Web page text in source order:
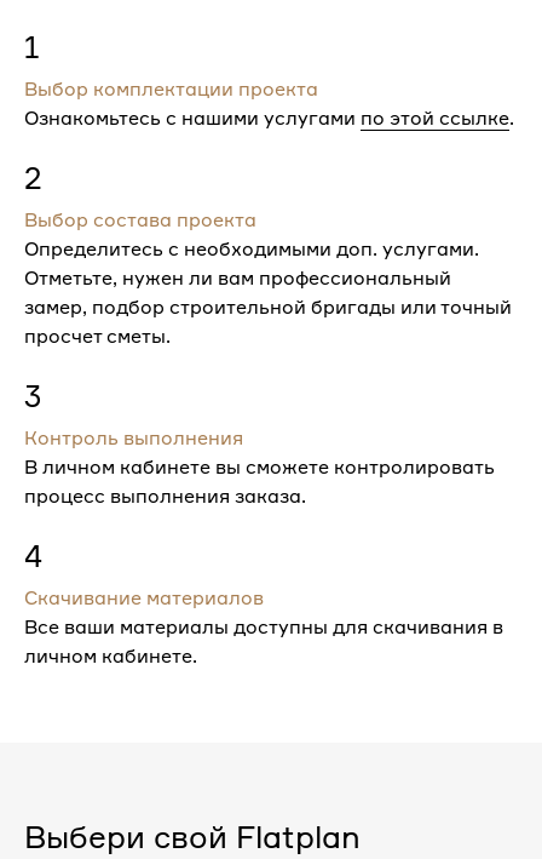
1
Выбор комплектации проекта
Ознакомьтесь с нашими услугами по этой ссылке.
2
Выбор состава проекта
Определитесь с необходимыми доп. услугами.
Отметьте, нужен ли вам профессиональный
замер, подбор строительной бригады или точный
просчет сметы.
3
Контроль выполнения
В личном кабинете вы сможете контролировать
процесс выполнения заказа.
4
Скачивание материалов
Все ваши материалы доступны для скачивания в
личном кабинете.
Выбери свой Flatplan